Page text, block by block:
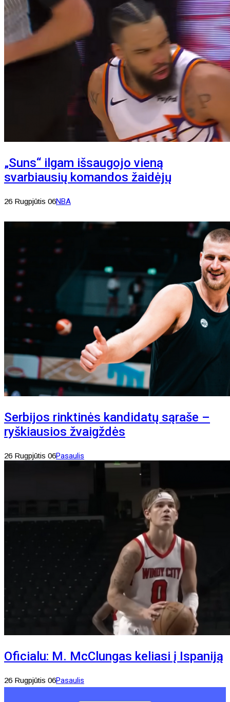
„Suns“ ilgam išsaugojo vieną
svarbiausių komandos žaidėjų
26 Rugpjūtis 06NBA
Serbijos rinktinės kandidatų sąraše –
ryškiausios žvaigždės
26 Rugpjūtis 06Pasaulis
Oficialu: M. McClungas keliasi į Ispaniją
26 Rugpjūtis 06Pasaulis